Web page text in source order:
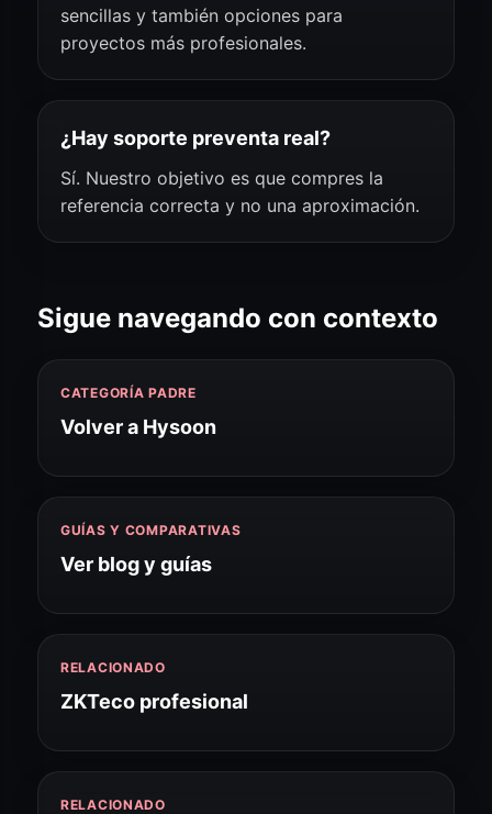
sencillas y también opciones para
proyectos más profesionales.
¿Hay soporte preventa real?
Sí. Nuestro objetivo es que compres la
referencia correcta y no una aproximación.
Sigue navegando con contexto
CATEGORÍA PADRE
Volver a Hysoon
GUÍAS Y COMPARATIVAS
Ver blog y guías
RELACIONADO
ZKTeco profesional
RELACIONADO